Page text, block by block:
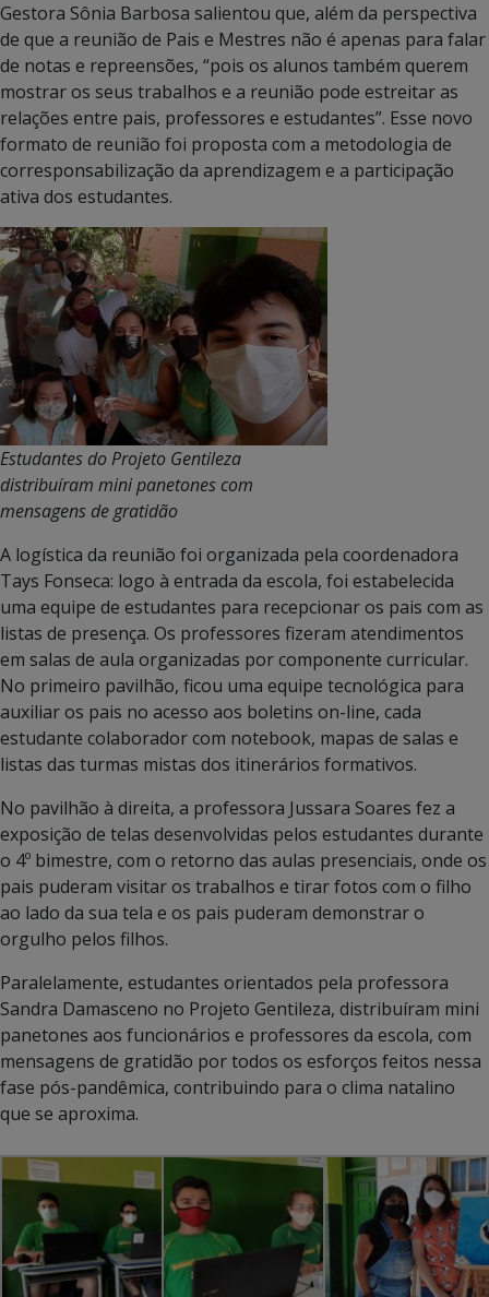
Gestora Sônia Barbosa salientou que, além da perspectiva
de que a reunião de Pais e Mestres não é apenas para falar
de notas e repreensões, “pois os alunos também querem
mostrar os seus trabalhos e a reunião pode estreitar as
relações entre pais, professores e estudantes”. Esse novo
formato de reunião foi proposta com a metodologia de
corresponsabilização da aprendizagem e a participação
ativa dos estudantes.
Estudantes do Projeto Gentileza
distribuíram mini panetones com
mensagens de gratidão
A logística da reunião foi organizada pela coordenadora
Tays Fonseca: logo à entrada da escola, foi estabelecida
uma equipe de estudantes para recepcionar os pais com as
listas de presença. Os professores fizeram atendimentos
em salas de aula organizadas por componente curricular.
No primeiro pavilhão, ficou uma equipe tecnológica para
auxiliar os pais no acesso aos boletins on-line, cada
estudante colaborador com notebook, mapas de salas e
listas das turmas mistas dos itinerários formativos.
No pavilhão à direita, a professora Jussara Soares fez a
exposição de telas desenvolvidas pelos estudantes durante
o 4º bimestre, com o retorno das aulas presenciais, onde os
pais puderam visitar os trabalhos e tirar fotos com o filho
ao lado da sua tela e os pais puderam demonstrar o
orgulho pelos filhos.
Paralelamente, estudantes orientados pela professora
Sandra Damasceno no Projeto Gentileza, distribuíram mini
panetones aos funcionários e professores da escola, com
mensagens de gratidão por todos os esforços feitos nessa
fase pós-pandêmica, contribuindo para o clima natalino
que se aproxima.